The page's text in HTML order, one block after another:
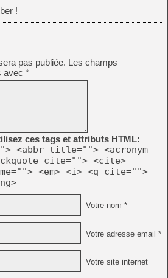
!
pas publiée. Les champs
avec *
ces tags et attributs HTML:
<abbr title=""> <acronym
cite=""> <cite>
<em> <i> <q cite="">
Votre nom *
Votre adresse email *
Votre site internet